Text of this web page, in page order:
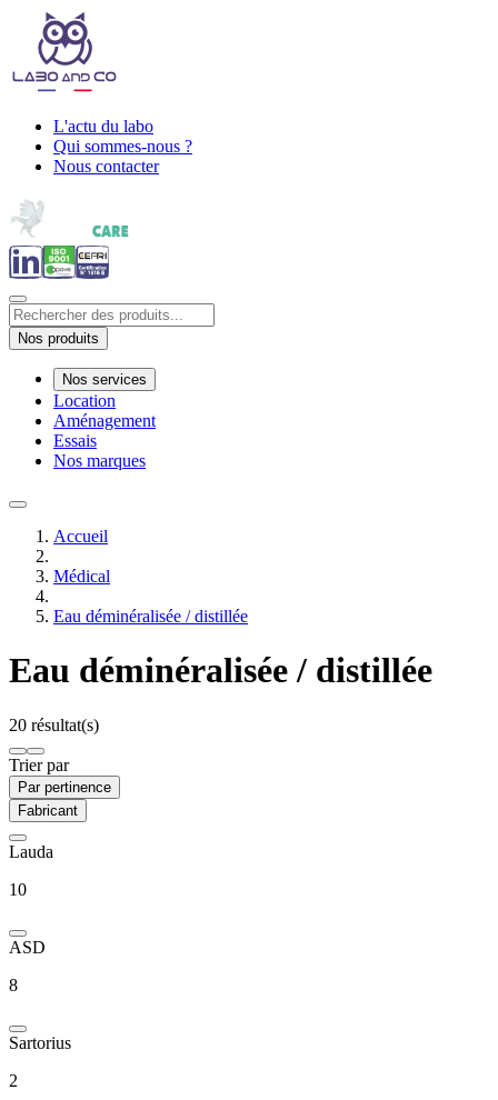
L'actu du labo
Qui sommes-nous ?
Nous contacter
Nos produits
Nos services
Location
Aménagement
Essais
Nos marques
Accueil
Médical
Eau déminéralisée / distillée
Eau déminéralisée / distillée
20 résultat(s)
Trier par
Par pertinence
Fabricant
Lauda
10
ASD
8
Sartorius
2